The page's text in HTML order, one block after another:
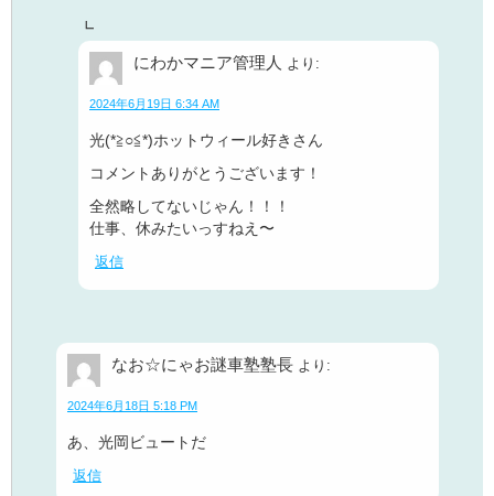
にわかマニア管理人 より:
2024年6月19日 6:34 AM
光(*≧○≦*)ホットウィール好きさん
コメントありがとうございます！
全然略してないじゃん！！！
仕事、休みたいっすねえ〜
返信
なお☆にゃお謎車塾塾長 より:
2024年6月18日 5:18 PM
あ、光岡ビュートだ
返信